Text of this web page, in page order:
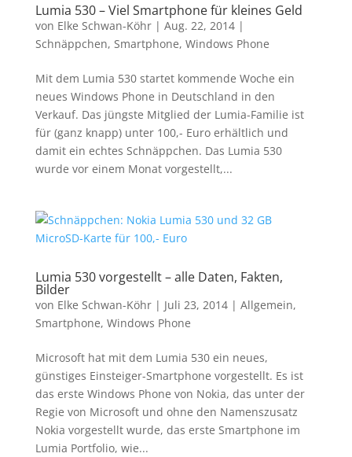
Lumia 530 – Viel Smartphone für kleines Geld
von Elke Schwan-Köhr| Aug. 22, 2014|
Schnäppchen, Smartphone, Windows Phone
Mit dem Lumia 530 startet kommende Woche ein
neues Windows Phone in Deutschland in den
Verkauf. Das jüngste Mitglied der Lumia-Familie ist
für (ganz knapp) unter 100,- Euro erhältlich und
damit ein echtes Schnäppchen. Das Lumia 530
wurde vor einem Monat vorgestellt,...
Lumia 530 vorgestellt – alle Daten, Fakten,
Bilder
von Elke Schwan-Köhr| Juli 23, 2014| Allgemein,
Smartphone, Windows Phone
Microsoft hat mit dem Lumia 530 ein neues,
günstiges Einsteiger-Smartphone vorgestellt. Es ist
das erste Windows Phone von Nokia, das unter der
Regie von Microsoft und ohne den Namenszusatz
Nokia vorgestellt wurde, das erste Smartphone im
Lumia Portfolio, wie...